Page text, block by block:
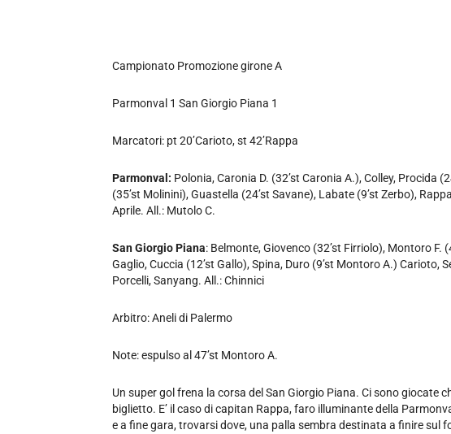
Campionato Promozione girone A
Parmonval 1 San Giorgio Piana 1
Marcatori: pt 20’Carioto, st 42’Rappa
Parmonval: Polonia, Caronia D. (32’st Caronia A.), Colley, Procida
(35’st Molinini), Guastella (24’st Savane), Labate (9’st Zerbo),
Aprile. All.: Mutolo C.
San Giorgio Piana: Belmonte, Giovenco (32’st Firriolo), Montoro F.
Gaglio, Cuccia (12’st Gallo), Spina, Duro (9’st Montoro A.) Carioto,
Porcelli, Sanyang. All.: Chinnici
Arbitro: Aneli di Palermo
Note: espulso al 47’st Montoro A.
Un super gol frena la corsa del San Giorgio Piana. Ci sono giocate
biglietto. E’ il caso di capitan Rappa, faro illuminante della
e a fine gara, trovarsi dove, una palla sembra destinata a finire sul